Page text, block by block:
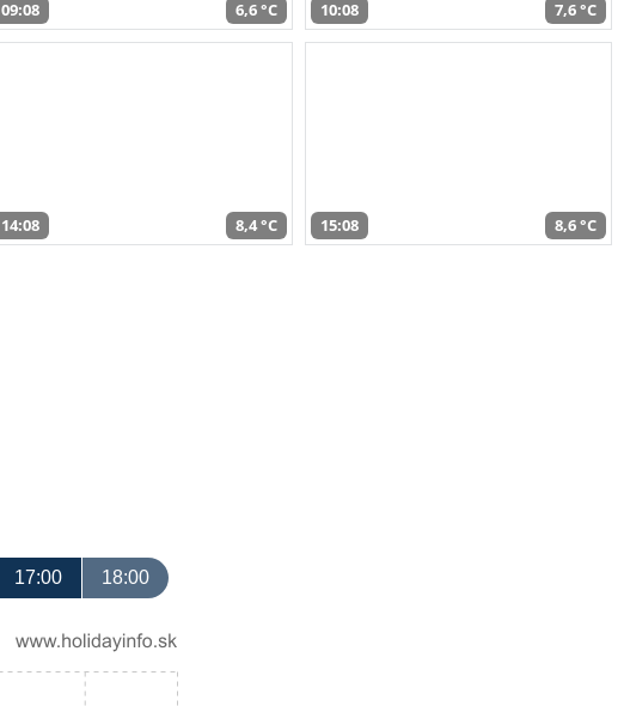
09:08 6,6 °C 10:08 7,6 °C
14:08 8,4 °C 15:08 8,6 °C
17:00 18:00